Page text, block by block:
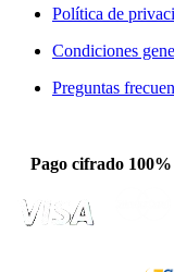
Política de
Condiciones
Preguntas
Pago cifrado 100%